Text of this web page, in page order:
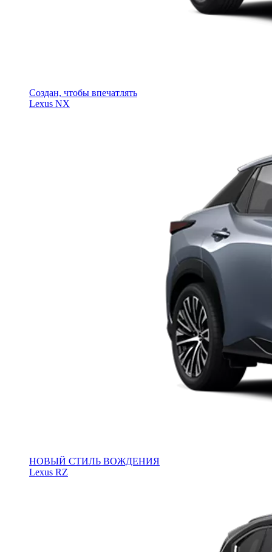
Создан, чтобы впечатлять
Lexus NX
НОВЫЙ СТИЛЬ ВОЖДЕНИЯ
Lexus RZ